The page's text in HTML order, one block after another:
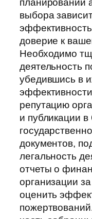
планировании
выбора
доверие к
Необходимо
деятельность
убедившись в
репутацию
и публикации
документов,
легальность
отчеты о
организации
оценить